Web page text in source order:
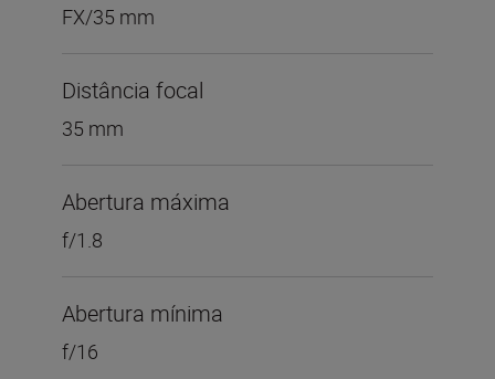
FX/35 mm
Distância focal
35 mm
Abertura máxima
f/1.8
Abertura mínima
f/16